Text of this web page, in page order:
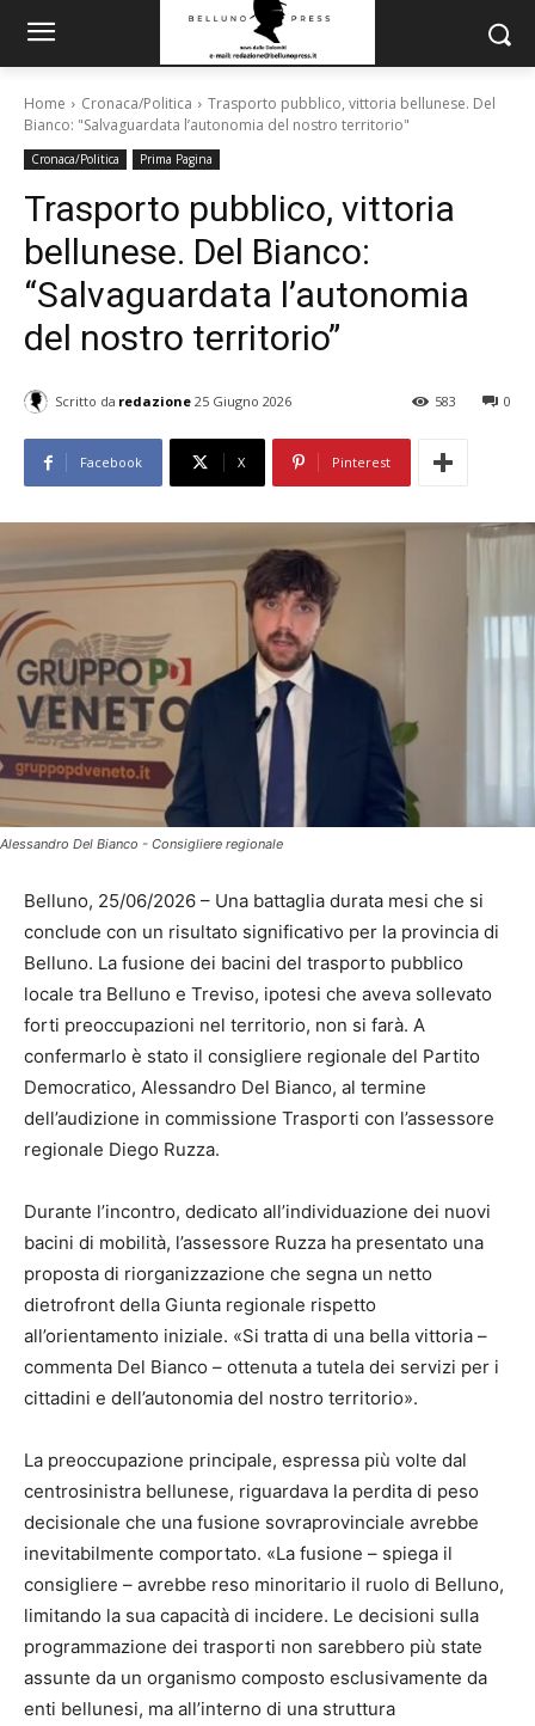
Home Cronaca/Politica
Trasporto pubblico, vittoria bellunese. Del
Bianco: "Salvaguardata l’autonomia del nostro territorio"
Cronaca/Politica Prima Pagina
Trasporto pubblico, vittoria
bellunese. Del Bianco:
“Salvaguardata l’autonomia
del nostro territorio”
Scritto da redazione 25 Giugno 2026 0
583
Facebook X Pinterest
Alessandro Del Bianco - Consigliere regionale
Belluno, 25/06/2026 – Una battaglia durata mesi che si
conclude con un risultato significativo per la provincia di
Belluno. La fusione dei bacini del trasporto pubblico
locale tra Belluno e Treviso, ipotesi che aveva sollevato
forti preoccupazioni nel territorio, non si farà. A
confermarlo è stato il consigliere regionale del Partito
Democratico, Alessandro Del Bianco, al termine
dell’audizione in commissione Trasporti con l’assessore
regionale Diego Ruzza.
Durante l’incontro, dedicato all’individuazione dei nuovi
bacini di mobilità, l’assessore Ruzza ha presentato una
proposta di riorganizzazione che segna un netto
dietrofront della Giunta regionale rispetto
all’orientamento iniziale. «Si tratta di una bella vittoria –
commenta Del Bianco – ottenuta a tutela dei servizi per i
cittadini e dell’autonomia del nostro territorio».
La preoccupazione principale, espressa più volte dal
centrosinistra bellunese, riguardava la perdita di peso
decisionale che una fusione sovraprovinciale avrebbe
inevitabilmente comportato. «La fusione – spiega il
consigliere – avrebbe reso minoritario il ruolo di Belluno,
limitando la sua capacità di incidere. Le decisioni sulla
programmazione dei trasporti non sarebbero più state
assunte da un organismo composto esclusivamente da
enti bellunesi, ma all’interno di una struttura